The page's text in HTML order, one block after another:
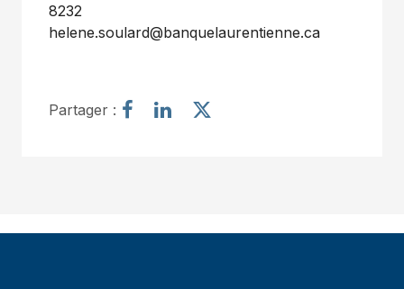
8232
helene.soulard@banquelaurentienne.ca
Partager :
e
P
e
e